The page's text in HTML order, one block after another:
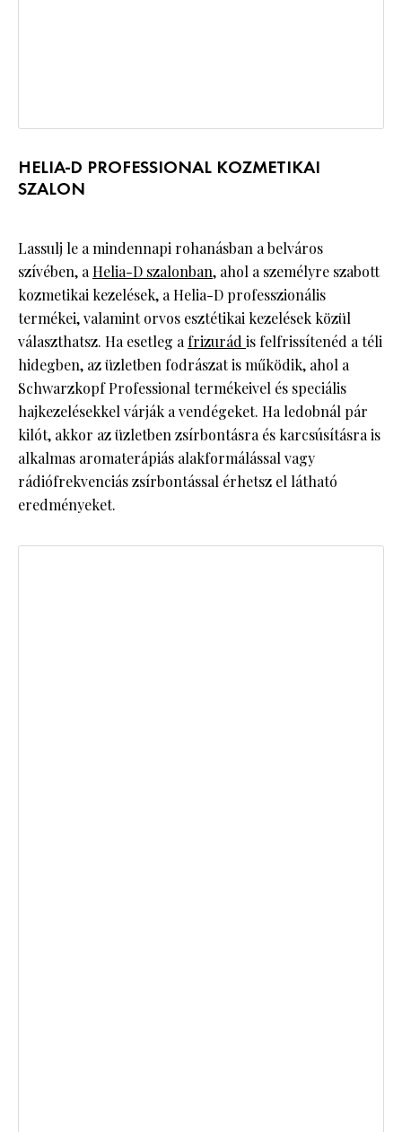
HELIA-D PROFESSIONAL KOZMETIKAI
SZALON
Lassulj le a mindennapi rohanásban a belváros
szívében, a Helia-D szalonban, ahol a személyre szabott
kozmetikai kezelések, a Helia-D professzionális
termékei, valamint orvos esztétikai kezelések közül
választhatsz. Ha esetleg a frizurád is felfrissítenéd a téli
hidegben, az üzletben fodrászat is működik, ahol a
Schwarzkopf Professional termékeivel és speciális
hajkezelésekkel várják a vendégeket. Ha ledobnál pár
kilót, akkor az üzletben zsírbontásra és karcsúsításra is
alkalmas aromaterápiás alakformálással vagy
rádiófrekvenciás zsírbontással érhetsz el látható
eredményeket.